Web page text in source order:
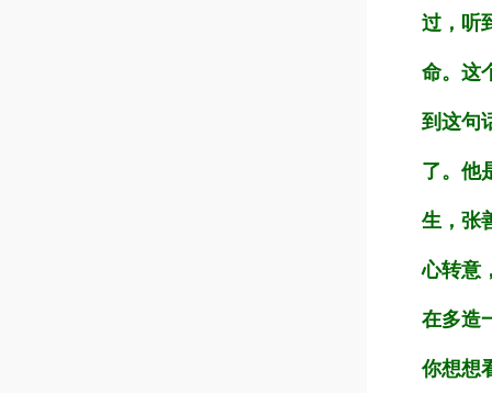
过，听
命。这
到这句
了。他
生，张
心转意
在多造
你想想